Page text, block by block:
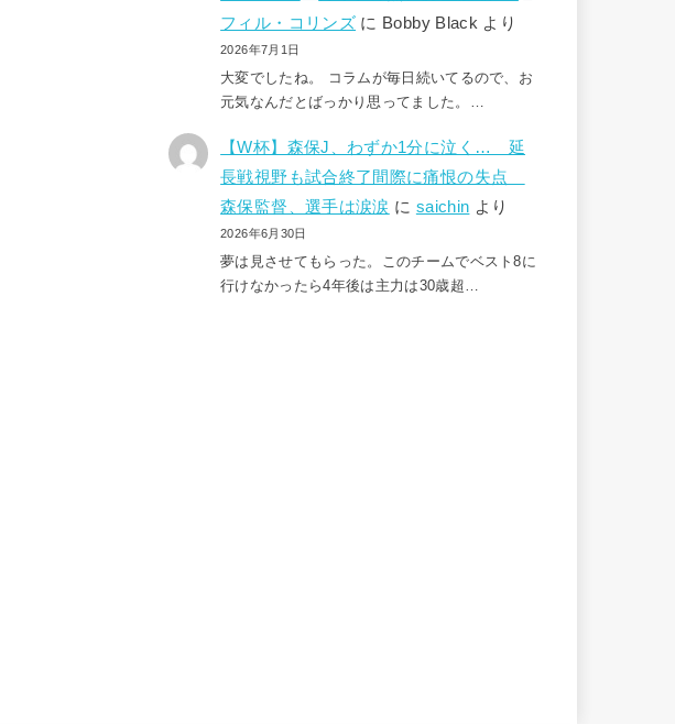
フィル・コリンズ に Bobby Black より
2026年7月1日
大変でしたね。 コラムが毎日続いてるので、お
元気なんだとばっかり思ってました。…
【W杯】森保J、わずか1分に泣く… 延
長戦視野も試合終了間際に痛恨の失点
森保監督、選手は涙涙 に saichin より
2026年6月30日
夢は見させてもらった。このチームでベスト8に
行けなかったら4年後は主力は30歳超…